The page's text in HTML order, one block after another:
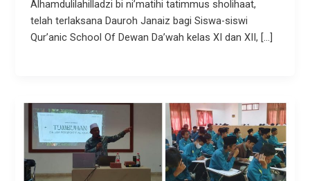
Alhamdulilahilladzi bi ni’matihi tatimmus sholihaat,
telah terlaksana Dauroh Janaiz bagi Siswa-siswi
Qur’anic School Of Dewan Da’wah kelas XI dan XII, […]